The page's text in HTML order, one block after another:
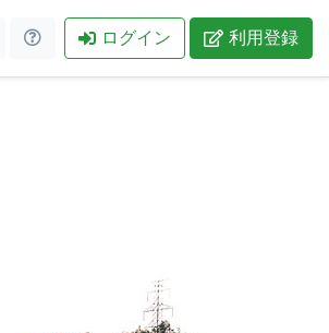
ログイン 利用登録